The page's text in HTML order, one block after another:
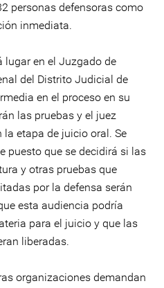
personas defensoras como
inmediata.
lugar en el Juzgado de
del Distrito Judicial de
en el proceso en su
las pruebas y el juez
etapa de juicio oral. Se
puesto que se decidirá si las
y otras pruebas que
por la defensa serán
esta audiencia podría
para el juicio y que las
liberadas.
organizaciones demandan